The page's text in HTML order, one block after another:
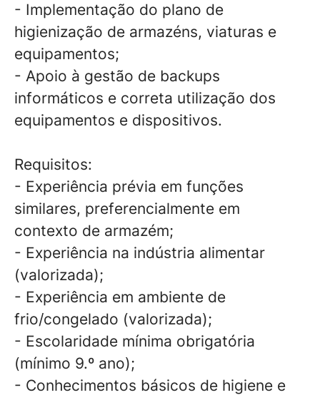
- Implementação do plano de
higienização de armazéns, viaturas e
equipamentos;
- Apoio à gestão de backups
informáticos e correta utilização dos
equipamentos e dispositivos.
Requisitos:
- Experiência prévia em funções
similares, preferencialmente em
contexto de armazém;
- Experiência na indústria alimentar
(valorizada);
- Experiência em ambiente de
frio/congelado (valorizada);
- Escolaridade mínima obrigatória
(mínimo 9.º ano);
- Conhecimentos básicos de higiene e